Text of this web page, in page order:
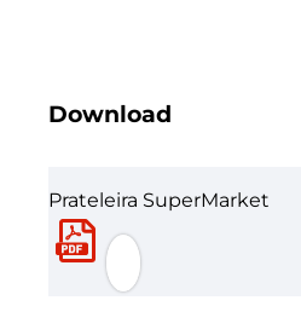
Download
Prateleira SuperMarket